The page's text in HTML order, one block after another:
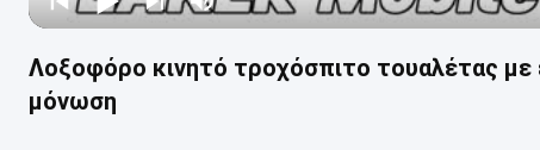
Λοξοφόρο κινητό τροχόσπιτο τουαλέτας με
μόνωση